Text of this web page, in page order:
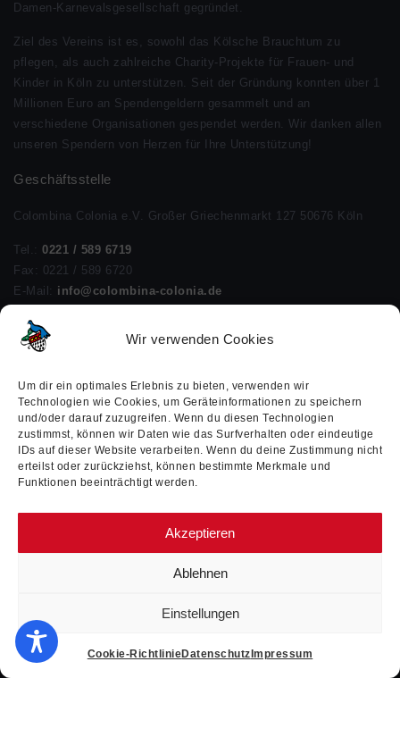
Wir verwenden Cookies
Um dir ein optimales Erlebnis zu bieten, verwenden wir
Technologien wie Cookies, um Geräteinformationen zu speichern
und/oder darauf zuzugreifen. Wenn du diesen Technologien
zustimmst, können wir Daten wie das Surfverhalten oder eindeutige
IDs auf dieser Website verarbeiten. Wenn du deine Zustimmung nicht
erteilst oder zurückziehst, können bestimmte Merkmale und
Funktionen beeinträchtigt werden.
Akzeptieren
Ablehnen
Einstellungen
Cookie-RichtlinieDatenschutz Impressum
Damen-Karnevalsgesellschaft gegründet.
Ziel des Vereins ist es, sowohl das Kölsche Brauchtum zu
pflegen, als auch zahlreiche Charity-Projekte für Frauen- und
Kinder in Köln zu unterstützen. Seit der Gründung konnten über 1
Millionen Euro an Spendengeldern gesammelt und an
verschiedene Organisationen gespendet werden. Wir danken allen
unseren Spendern von Herzen für Ihre Unterstützung!
Geschäftsstelle
Colombina Colonia e.V. Großer Griechenmarkt 127 50676 Köln
Tel.: 0221 / 589 6719
Fax: 0221 / 589 6720
E-Mail: info@colombina-colonia.de
Öffnungszeiten :
12:00 Uhr Donnerstag: 15:00 – 18:00 Uhr
0000 3787 61 BIC: COKSDE33
Termine
29.08.2026
Benefiz Gala
03.01.2027
23.01.2027
Weiberfastnacht
Rechtliche Seiten